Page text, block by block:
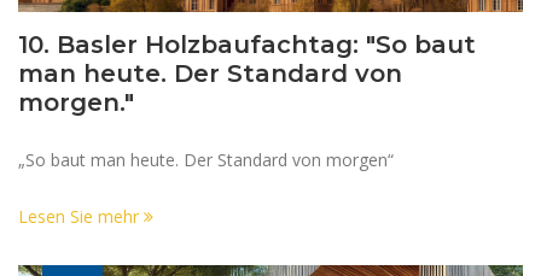
10. Basler Holzbaufachtag: "So baut
man heute. Der Standard von
morgen."
„So baut man heute. Der Standard von morgen“
Lesen Sie mehr